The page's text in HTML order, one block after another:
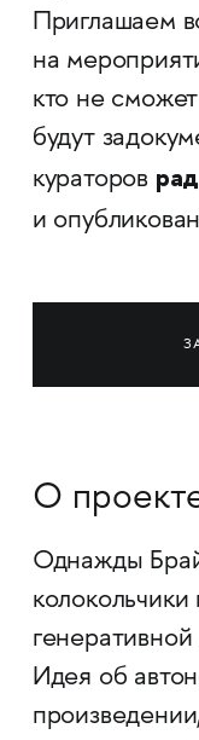
Приглашаем
на
кто не
будут
кураторов
и
О
Однажды
Идея об